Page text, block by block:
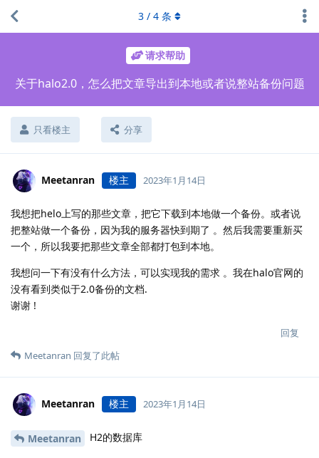
请求帮助
关于halo2.0，怎么把文章导出到本地或者说整站备份问题
只看楼主 分享
3 / 4 条
Meetanran 楼主 2023年1月14日
我想把helo上写的那些文章，把它下载到本地做一个备份。或者说
把整站做一个备份，因为我的服务器快到期了 。然后我需要重新买
一个，所以我要把那些文章全部都打包到本地。
我想问一下有没有什么方法，可以实现我的需求 。我在halo官网的
没有看到类似于2.0备份的文档.
谢谢 !
回复
Meetanran 回复了此帖
Meetanran 楼主 2023年1月14日
Meetanran H2的数据库